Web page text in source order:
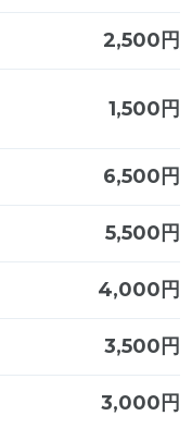
2,500円
1,500円
6,500円
5,500円
4,000円
3,500円
3,000円